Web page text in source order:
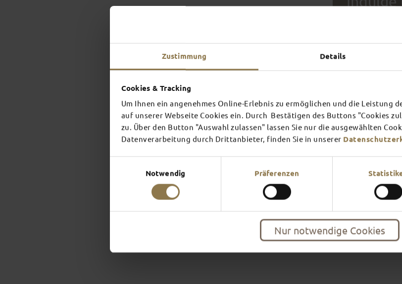
Zustimmung Details
Cookies & Tracking
Um Ihnen ein angenehmes Online-Erlebnis zu ermöglichen und die Leistung
auf unserer Webseite Cookies ein. Durch Bestätigen des Buttons "Cookies
zu. Über den Button "Auswahl zulassen" lassen Sie nur die ausgewählten
Datenverarbeitung durch Drittanbieter, finden Sie in unserer
Notwendig Präferenzen
Nur notwendige Cookies
THEATER
Find out more
this. So why
especially